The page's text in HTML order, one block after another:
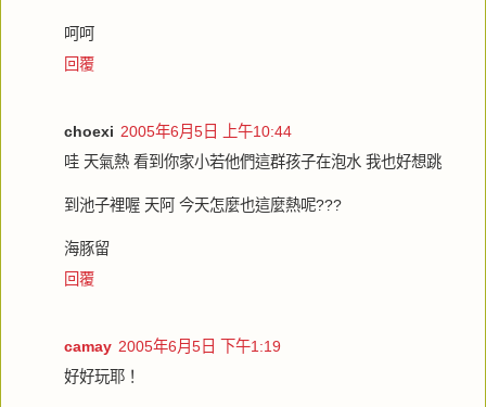
呵呵
回覆
choexi 2005年6月5日 上午10:44
哇 天氣熱 看到你家小若他們這群孩子在泡水 我也好想跳
到池子裡喔 天阿 今天怎麼也這麼熱呢???
海豚留
回覆
camay 2005年6月5日 下午1:19
好好玩耶！